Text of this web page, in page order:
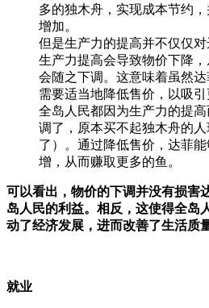
多的独木舟，实现成本节约
增加。
但是生产力的提高并不仅仅
生产力提高会导致物价下降
会随之下调。这意味着虽然
需要适当地降低售价，以吸
全岛人民都因为生产力的提
调了，原本买不起独木舟的
了）。通过降低售价，达菲
增，从而赚取更多的鱼。
可以看出，物价的下调并没有损害
岛人民的利益。相反，这使得全岛
动了经济发展，进而改善了生活质量
就业